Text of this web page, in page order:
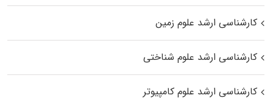
کارشناسی ارشد علوم زمین
کارشناسی ارشد علوم شناختی
کارشناسی ارشد علوم کامپیوتر